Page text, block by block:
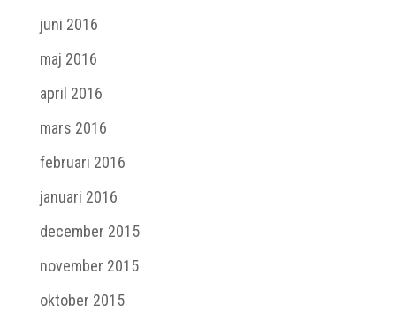
juni 2016
maj 2016
april 2016
mars 2016
februari 2016
januari 2016
december 2015
november 2015
oktober 2015